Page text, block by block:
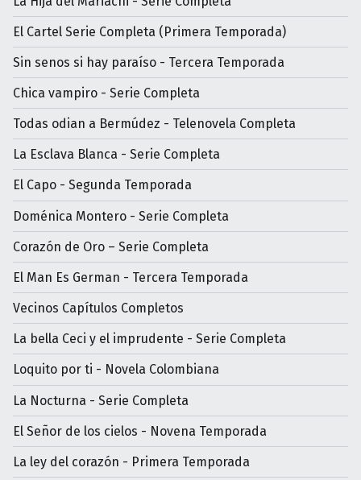
El Cartel Serie Completa (Primera Temporada)
Sin senos si hay paraíso - Tercera Temporada
Chica vampiro - Serie Completa
Todas odian a Bermúdez - Telenovela Completa
La Esclava Blanca - Serie Completa
El Capo - Segunda Temporada
Doménica Montero - Serie Completa
Corazón de Oro – Serie Completa
El Man Es German - Tercera Temporada
Vecinos Capítulos Completos
La bella Ceci y el imprudente - Serie Completa
Loquito por ti - Novela Colombiana
La Nocturna - Serie Completa
El Señor de los cielos - Novena Temporada
La ley del corazón - Primera Temporada